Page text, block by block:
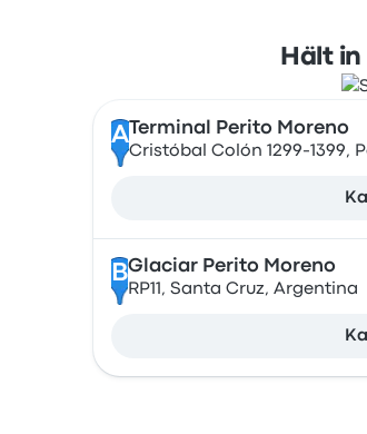
Hält
A Terminal Perito Moreno
Cristóbal Colón 1299-1399,
BGlaciar Perito Moreno
RP11, Santa Cruz, Argentina